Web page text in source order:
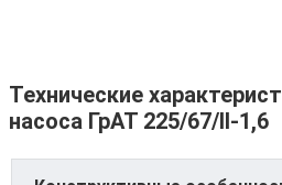
Технические
насоса ГрАТ 225/67/II-1,6